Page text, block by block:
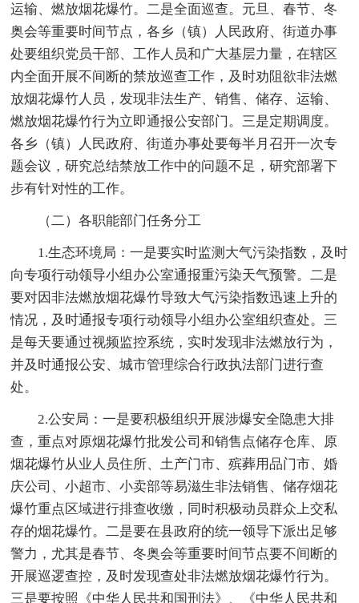
运输、燃放烟花爆竹。二是全面巡查。元旦、春节、冬
奥会等重要时间节点，各乡（镇）人民政府、街道办事
处要组织党员干部、工作人员和广大基层力量，在辖区
内全面开展不间断的禁放巡查工作，及时劝阻欲非法燃
放烟花爆竹人员，发现非法生产、销售、储存、运输、
燃放烟花爆竹行为立即通报公安部门。三是定期调度。
各乡（镇）人民政府、街道办事处要每半月召开一次专
题会议，研究总结禁放工作中的问题不足，研究部署下
步有针对性的工作。
（二）各职能部门任务分工
1.生态环境局：一是要实时监测大气污染指数，及时
向专项行动领导小组办公室通报重污染天气预警。二是
要对因非法燃放烟花爆竹导致大气污染指数迅速上升的
情况，及时通报专项行动领导小组办公室组织查处。三
是每天要通过视频监控系统，实时发现非法燃放行为，
并及时通报公安、城市管理综合行政执法部门进行查
处。
2.公安局：一是要积极组织开展涉爆安全隐患大排
查，重点对原烟花爆竹批发公司和销售点储存仓库、原
烟花爆竹从业人员住所、土产门市、殡葬用品门市、婚
庆公司、小超市、小卖部等易滋生非法销售、储存烟花
爆竹重点区域进行排查收缴，同时积极动员群众上交私
存的烟花爆竹。二是要在县政府的统一领导下派出足够
警力，尤其是春节、冬奥会等重要时间节点要不间断的
开展巡逻查控，及时发现查处非法燃放烟花爆竹行为。
三是要按照《中华人民共和国刑法》、《中华人民共和